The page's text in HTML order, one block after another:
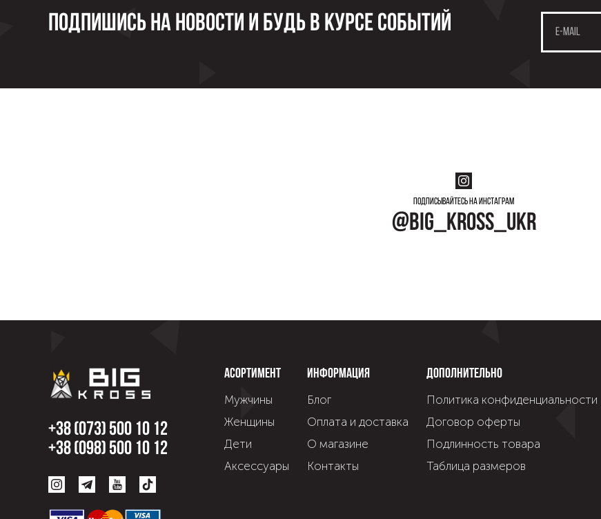
Подпишись на новости и будь в курсе событий
Подписывайтесь на инстаграм
@big_kross_ukr
+38 (073) 500 10 12
+38 (098) 500 10 12
Асортимент
Мужчины
Женщины
Дети
Аксессуары
Информация
Блог
Оплата и доставка
О магазине
Контакты
Дополнительно
Политика конфиденциальности
Договор оферты
Подлинность товара
Таблица размеров